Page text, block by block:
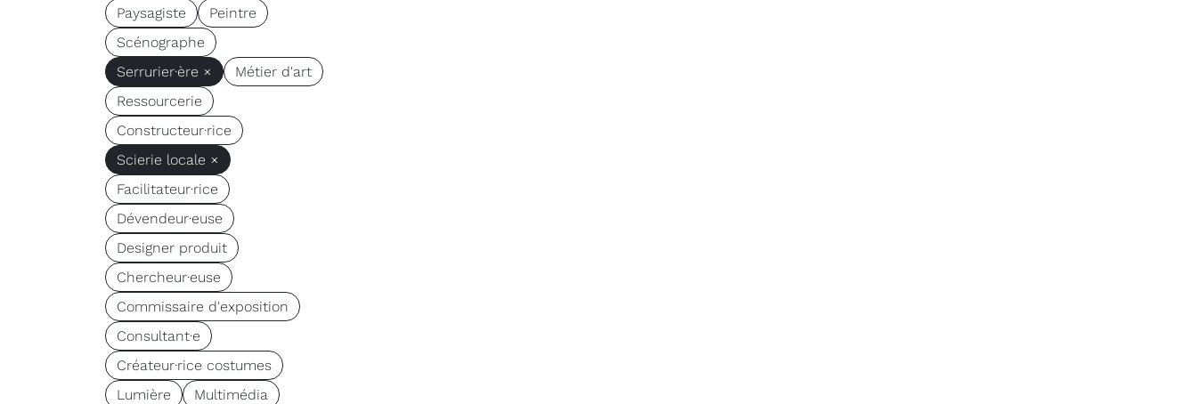
Paysagiste
Peintre
Scénographe
Serrurier·ère ×
Métier d'art
Ressourcerie
Constructeur·rice
Scierie locale ×
Facilitateur·rice
Dévendeur·euse
Designer produit
Chercheur·euse
Commissaire d'exposition
Consultant·e
Créateur·rice costumes
Lumière
Multimédia